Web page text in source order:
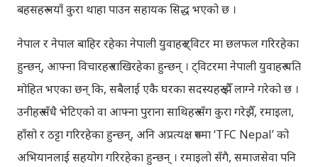
बहसहरु नयाँ कुरा थाहा पाउन सहायक सिद्ध भएको छ ।
नेपाल र नेपाल बाहिर रहेका नेपाली युवाहरु ट्विटर मा छलफल गरिरहेका
हुन्छन्, आफ्ना विचारहरु राखिरहेका हुन्छन् । ट्विटरमा नेपाली युवाहरु यति
मोहित भएका छन् कि, सबैलाई एकै घरका सदस्यहरु झैँ लाग्ने गरेको छ ।
उनीहरु सँधै भेटिएको वा आफ्ना पुराना साथिहरु सँग कुरा गरेझैँ, रमाइला,
हाँसो र ठट्टा गरिरहेका हुन्छन्, अनि अप्रत्यक्ष रुपमा ‘TFC Nepal’ को
अभियानलाई सहयोग गरिरहेका हुन्छन् । रमाइलो सँगै, समाजसेवा पनि